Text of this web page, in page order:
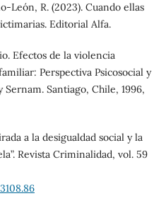
León, R. (2023). Cuando ellas
Editorial Alfa.
Efectos de la violencia
Perspectiva Psicosocial y
Santiago, Chile, 1996,
a la desigualdad social y la
Revista Criminalidad, vol. 59